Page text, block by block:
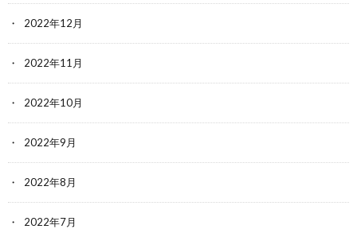
2022年12月
2022年11月
2022年10月
2022年9月
2022年8月
2022年7月